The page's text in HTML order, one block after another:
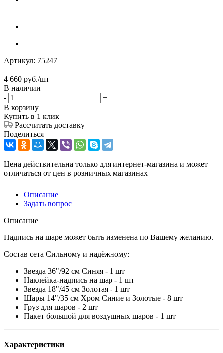
Артикул: 75247
4 660 руб./шт
В наличии
-
+
В корзину
Купить в 1 клик
Рассчитать доставку
Поделиться
Цена действительна только для интернет-магазина и может
отличаться от цен в розничных магазинах
Описание
Задать вопрос
Описание
Надпись на шаре может быть изменена по Вашему желанию.
Состав сета Сильному и надёжному:
Звезда 36"/92 см Синяя - 1 шт
Наклейка-надпись на шар - 1 шт
Звезда 18"/45 см Золотая - 1 шт
Шары 14"/35 см Хром Синие и Золотые - 8 шт
Груз для шаров - 2 шт
Пакет большой для воздушных шаров - 1 шт
Характеристики